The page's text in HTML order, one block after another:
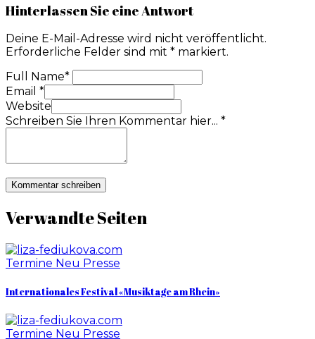
Hinterlassen Sie eine Antwort
Deine E-Mail-Adresse wird nicht veröffentlicht.
Erforderliche Felder sind mit * markiert.
Full Name*
Email *
Website
Schreiben Sie Ihren Kommentar hier... *
Verwandte Seiten
Termine Neu Presse
Internationales Festival «Musiktage am Rhein»
Termine Neu Presse